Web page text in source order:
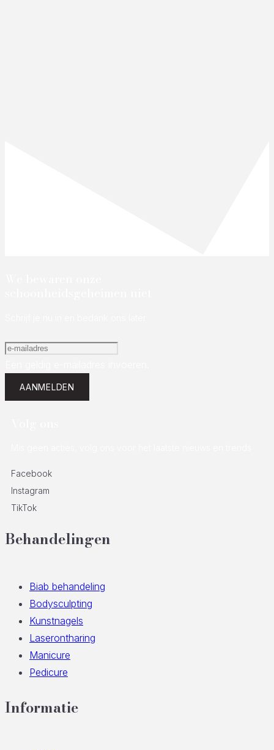
AANMELDEN
Facebook
Instagram
TikTok
Behandelingen
Biab behandeling
Bodysculpting
Kunstnagels
Laserontharing
Manicure
Pedicure
Informatie